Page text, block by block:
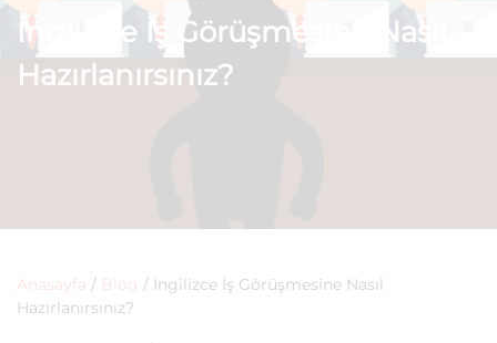
İngilizce İş Görüşmesine Nasıl
Hazırlanırsınız?
Anasayfa / Blog / İngilizce İş Görüşmesine Nasıl
Hazırlanırsınız?